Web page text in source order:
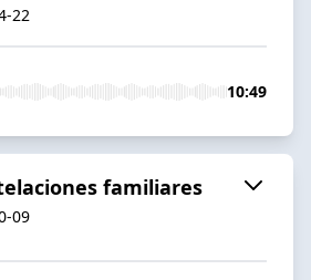
22
10:49
familiares
09